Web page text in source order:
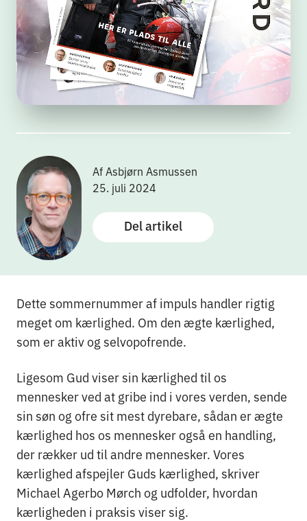
Af Asbjørn Asmussen
25. juli 2024
Del artikel
Dette sommernummer af impuls handler rigtig
meget om kærlighed. Om den ægte kærlighed,
som er aktiv og selvopofrende.
Ligesom Gud viser sin kærlighed til os
mennesker ved at gribe ind i vores verden, sende
sin søn og ofre sit mest dyrebare, sådan er ægte
kærlighed hos os mennesker også en handling,
der rækker ud til andre mennesker. Vores
kærlighed afspejler Guds kærlighed, skriver
Michael Agerbo Mørch og udfolder, hvordan
kærligheden i praksis viser sig.